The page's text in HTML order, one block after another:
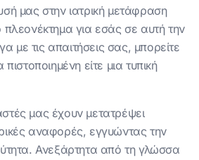
μας στην ιατρική μετάφραση
πλεονέκτημα για εσάς σε αυτή την
με τις απαιτήσεις σας, μπορείτε
πιστοποιημένη είτε μια τυπική
μας έχουν μετατρέψει
αναφορές, εγγυώντας την
Ανεξάρτητα από τη γλώσσα